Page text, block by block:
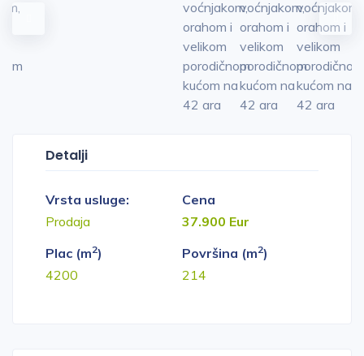
Detalji
Vrsta usluge:
Prodaja
Cena
37.900 Eur
Plac (m2)
4200
Površina (m2)
214